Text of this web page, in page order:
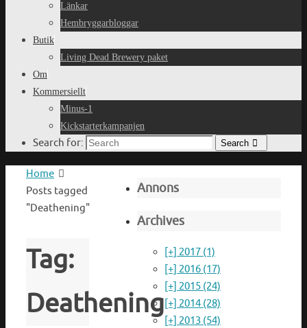
Länkar
Hembryggarbloggar
Butik
Living Dead Brewery paket
Om
Kommersiellt
Minus-1
Kickstarterkampanjen
Search for: Search
Home
Posts tagged
"Deathening"
Tag:
Deathening
Annons
Archives
[+] 2017 (1)
[+] 2016 (17)
[+] 2015 (24)
[+] 2014 (28)
[+] 2013 (54)